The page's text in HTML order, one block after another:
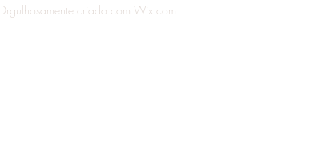
criado com Wix.com